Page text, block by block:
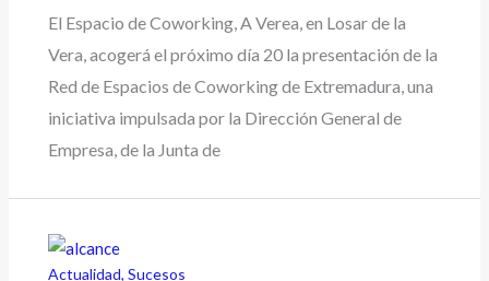
El Espacio de Coworking, A Verea, en Losar de la
Vera, acogerá el próximo día 20 la presentación de la
Red de Espacios de Coworking de Extremadura, una
iniciativa impulsada por la Dirección General de
Empresa, de la Junta de
Actualidad,Sucesos